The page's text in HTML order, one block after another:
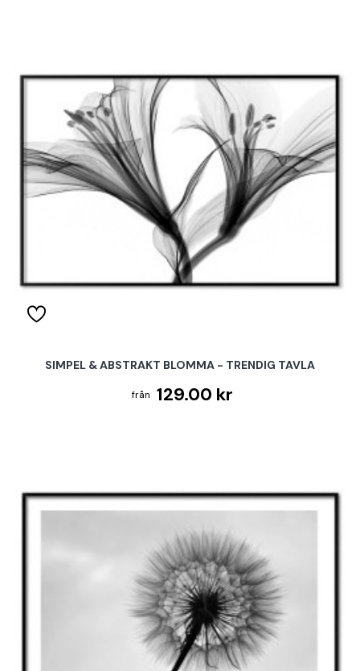
SIMPEL & ABSTRAKT BLOMMA - TRENDIG TAVLA
129.00 kr